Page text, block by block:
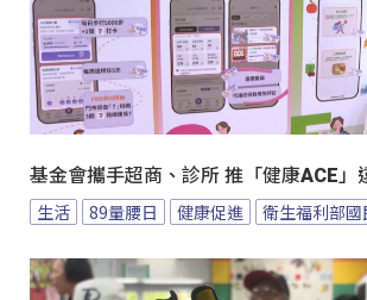
基金會攜手超商、診所 推「健康ACE」
生活 89量腰日 健康促進 衛生福利部國